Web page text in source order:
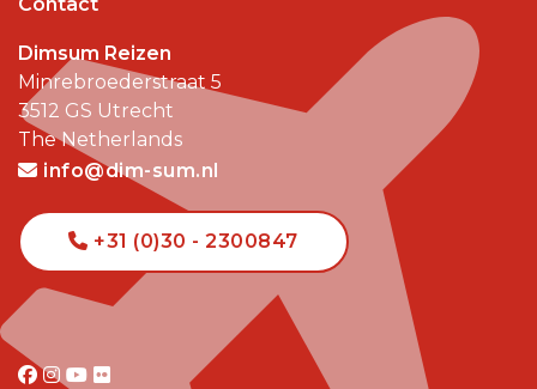
Dimsum Reizen
Minrebroederstraat 5
3512 GS Utrecht
The Netherlands
info@dim-sum.nl
+31 (0)30 - 2300847